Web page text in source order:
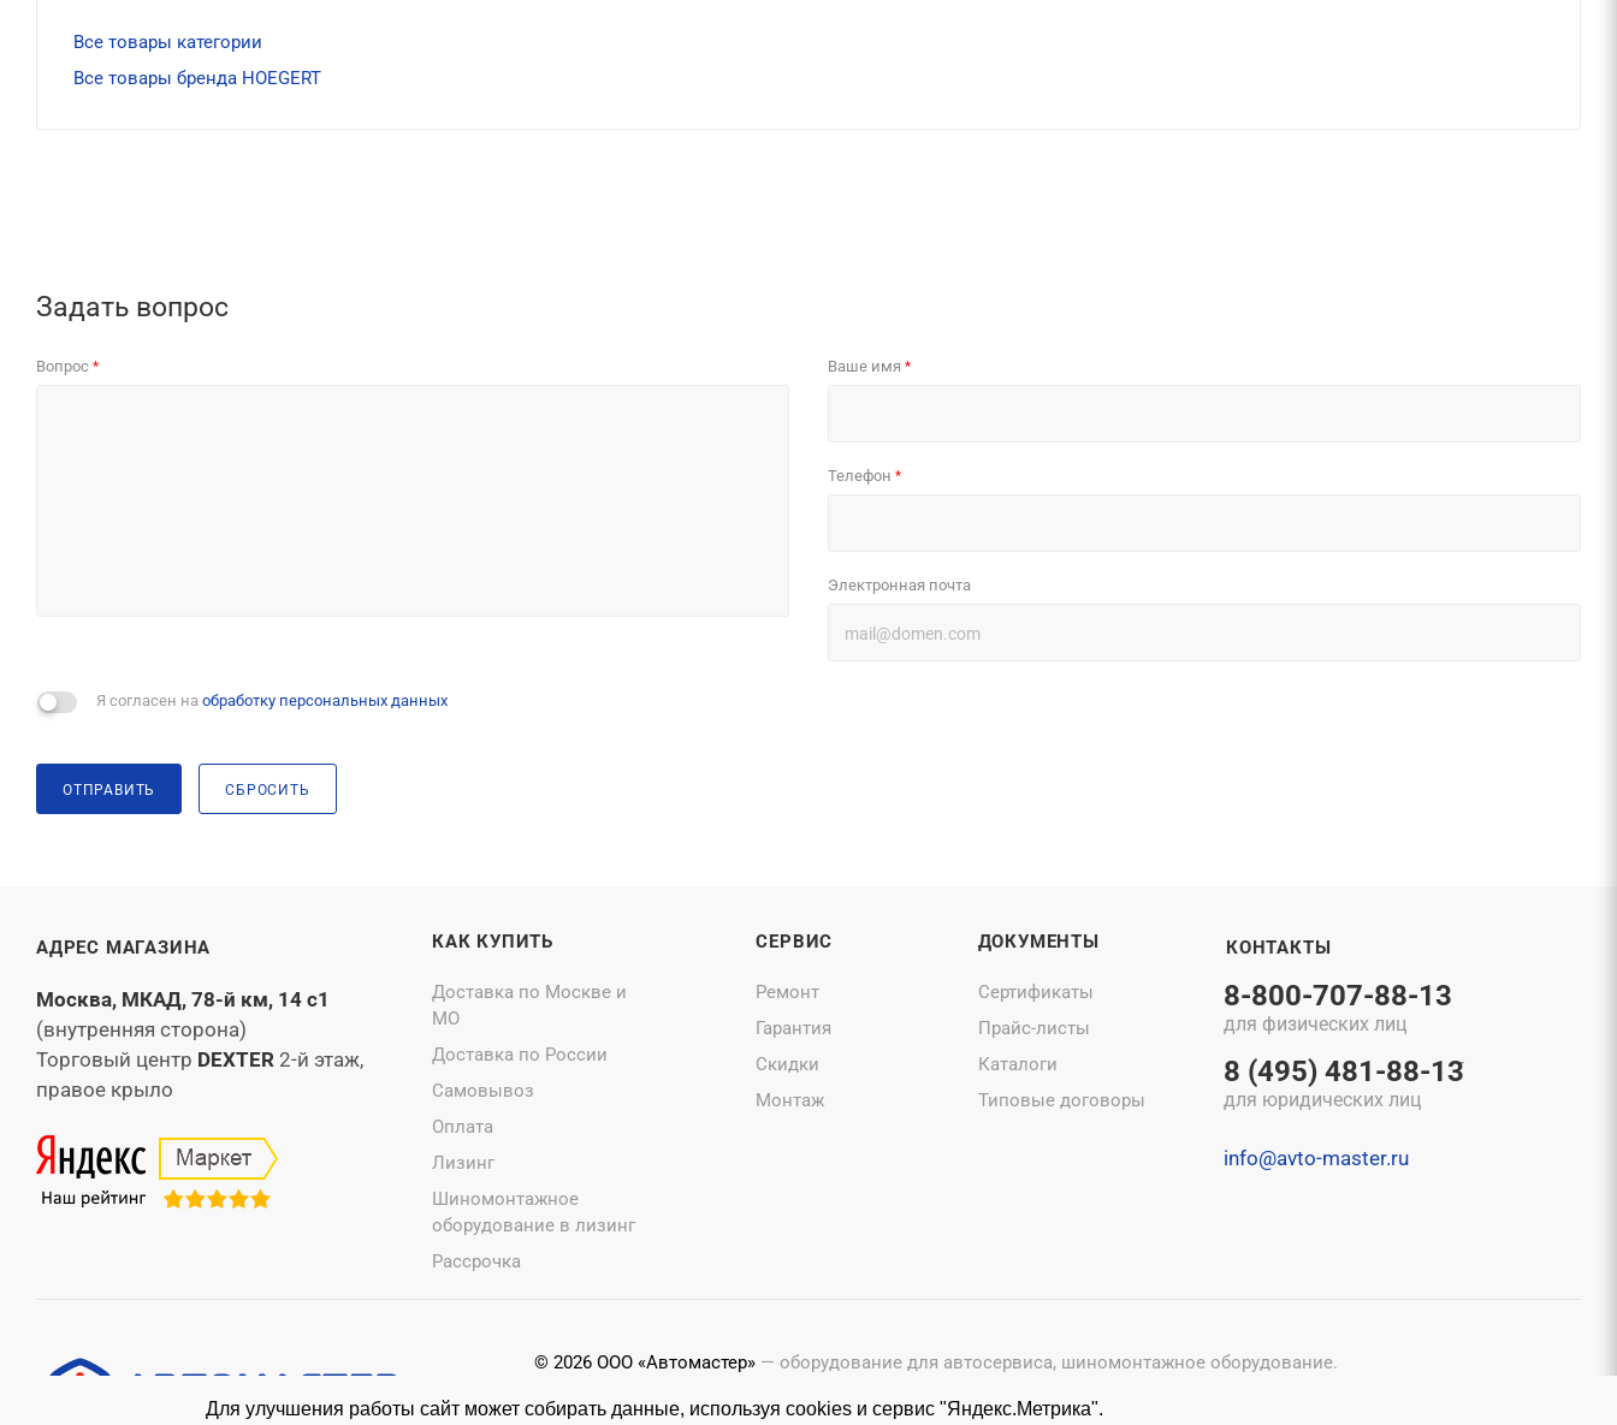
Для улучшения работы сайт может собирать данные, используя cookies и сервис "Яндекс.Метрика".
Все товары категории
Все товары бренда HOEGERT
Задать вопрос
Вопрос * Ваше имя *
Телефон *
Электронная почта
Я согласен на обработку персональных данных
ОТПРАВИТЬ СБРОСИТЬ
АДРЕС МАГАЗИНА
Москва, МКАД, 78-й км, 14 с1
(внутренняя сторона)
Торговый центр DEXTER 2-й этаж,
правое крыло
КАК КУПИТЬ
Доставка по Москве и
МО
Доставка по России
Самовывоз
Оплата
Лизинг
Шиномонтажное
оборудование в лизинг
Рассрочка
СЕРВИС
Ремонт
Гарантия
Скидки
Монтаж
ДОКУМЕНТЫ
Сертификаты
Прайс-листы
Каталоги
Типовые договоры
КОНТАКТЫ
8-800-707-88-13
для физических лиц
8 (495) 481-88-13
для юридических лиц
info@avto-master.ru
© 2026 ООО «Автомастер» — оборудование для автосервиса, шиномонтажное оборудование.